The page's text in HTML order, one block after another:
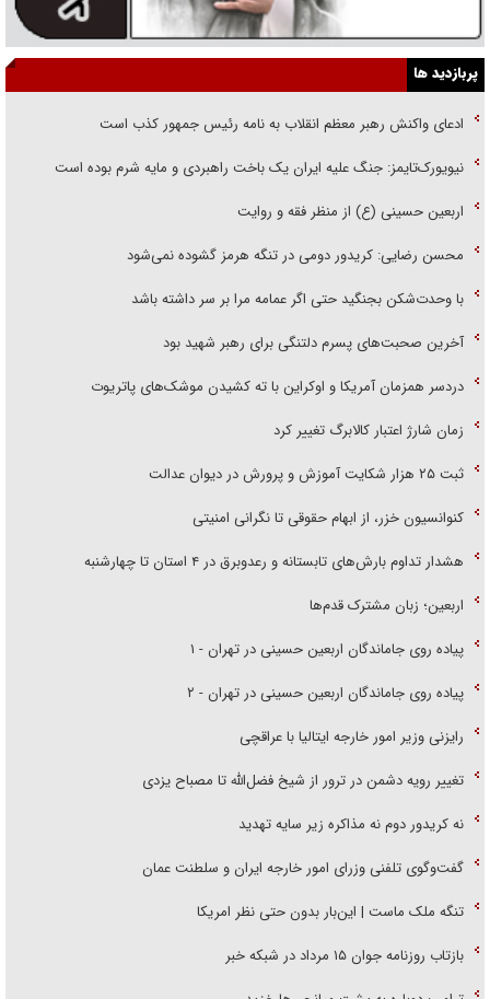
پربازدید ها
ادعای واکنش رهبر معظم انقلاب به نامه رئیس جمهور کذب است
نیویورک‌تایمز: جنگ علیه ایران یک باخت راهبردی و مایه شرم بوده است
اربعین حسینی (ع) از منظر فقه و روایت
محسن رضایی: کریدور دومی در تنگه هرمز گشوده نمی‌شود
با وحدت‌شکن بجنگید حتی اگر عمامه مرا بر سر داشته باشد
آخرین صحبت‌های پسرم دلتنگی برای رهبر شهید بود
دردسر همزمان آمریکا و اوکراین با ته کشیدن موشک‌های پاتریوت
زمان شارژ اعتبار کالابرگ تغییر کرد
ثبت ۲۵ هزار شکایت آموزش و پرورش در دیوان عدالت
کنوانسیون خزر، از ابهام حقوقی تا نگرانی امنیتی
هشدار تداوم بارش‌های تابستانه و رعدوبرق در ۴ استان تا چهارشنبه
اربعین؛ زبان مشترک قدم‌ها
پیاده روی جاماندگان اربعین حسینی در تهران - ۱
پیاده روی جاماندگان اربعین حسینی در تهران - ۲
رایزنی وزیر امور خارجه ایتالیا با عراقچی
تغییر رویه دشمن در ترور از شیخ فضل‌الله تا مصباح یزدی
نه کریدور دوم نه مذاکره زیر سایه تهدید
گفت‌وگوی تلفنی وزرای امور خارجه ایران و سلطنت عمان
تنگه ملک ماست | این‌بار بدون حتی نظر امریکا
بازتاب روزنامه جوان ۱۵ مرداد در شبکه خبر